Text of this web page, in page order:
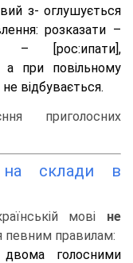
з- оглушується
розказати –
– [роc:ипати],
а при повільному
відбувається.
приголосних
на склади в
мові не
певним правилам:
голосними